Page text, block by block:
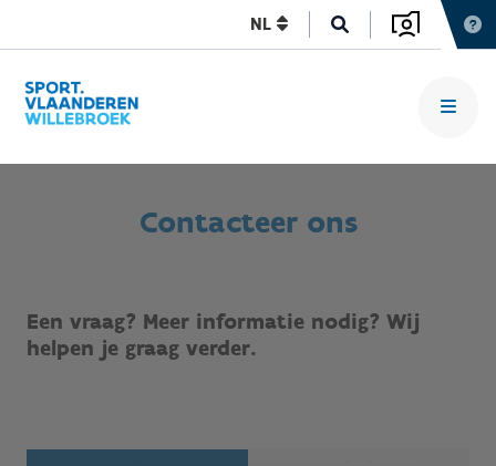
NL
Contacteer ons
Een vraag? Meer informatie nodig? Wij
helpen je graag verder.